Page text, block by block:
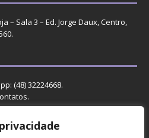
– Sala 3 – Ed. Jorge Daux, Centro,
(48) 32224668.
.